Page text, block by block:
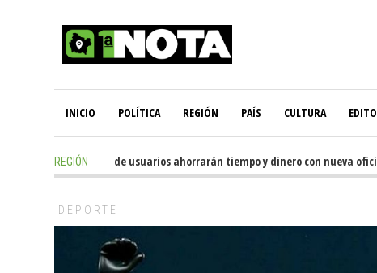
INICIO POLÍTICA REGIÓN PAÍS CULTURA
REGIÓN
11 hours ago - Miles de usuarios ahorrarán tiempo y dinero con nueva
DEPORTE